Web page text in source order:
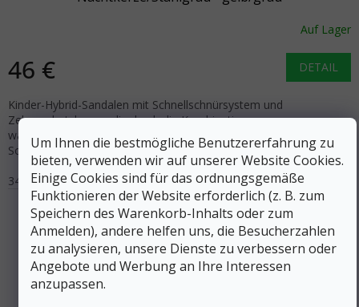
Um Ihnen die bestmögliche Benutzererfahrung zu
bieten, verwenden wir auf unserer Website Cookies.
Einige Cookies sind für das ordnungsgemäße
Funktionieren der Website erforderlich (z. B. zum
Speichern des Warenkorb-Inhalts oder zum
Anmelden), andere helfen uns, die Besucherzahlen
zu analysieren, unsere Dienste zu verbessern oder
Angebote und Werbung an Ihre Interessen
anzupassen.
Auf Lager
46 € DETAIL
Kinder-Hybrid-Sandalen mit Schnellschnürsystem und
Zehenschutzkappe, die durch die Kombination von
wasserabweisenden Eigenschaften und einer flexiblen Aquagrip-
Sohle eine...
34
35 36 37 38 32/33